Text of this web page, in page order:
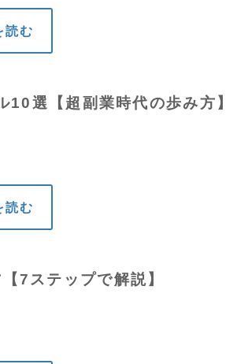
読む
選【超副業時代の歩み方】
読む
7ステップで解説】